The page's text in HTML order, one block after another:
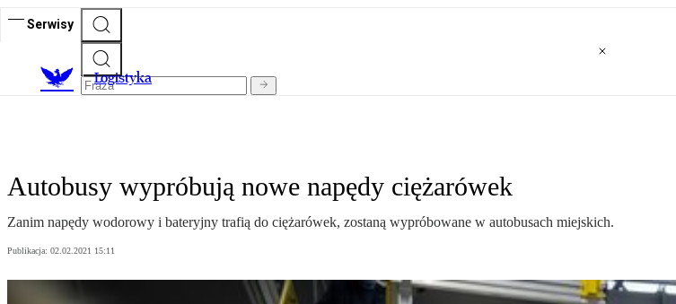
Serwisy
Logistyka
Autobusy wypróbują nowe napędy ciężarówek
Zanim napędy wodorowy i bateryjny trafią do ciężarówek, zostaną wypróbowane w autobusach miejskich.
Publikacja: 02.02.2021 15:11